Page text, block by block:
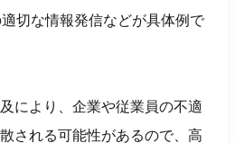
切な情報発信などが具体例で
により、企業や従業員の不適
される可能性があるので、高